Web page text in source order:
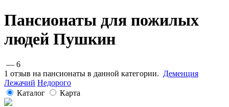
Пансионаты для пожилых
людей Пушкин
— 6
1 отзыв на пансионаты в данной категории. Деменция
Лежачий Недорого
Каталог
Карта